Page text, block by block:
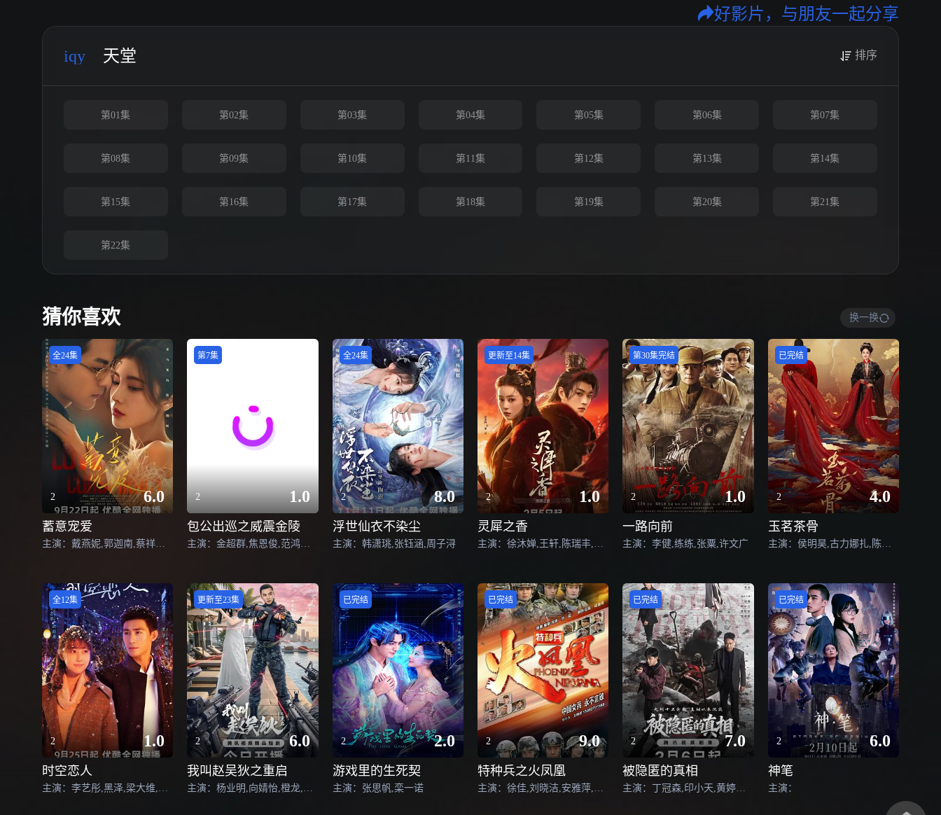
好影片，与朋友一起分享
iqy 天堂 排序
第01集 第02集 第03集 第04集 第05集 第06集 第07集
第08集 第09集 第10集 第11集 第12集 第13集 第14集
第15集 第16集 第17集 第18集 第19集 第20集 第21集
第22集
猜你喜欢 换一换
2 6.0
全24集
蓄意宠爱
主演：戴燕妮,郭迦南,蔡祥宇,王沫溪,范晓东,林潇,李是,马东延,栾浚威,萧松原,陈欢,葛兆美,马昕墨,潘德文
2 1.0
第7集
包公出巡之威震金陵
主演：金超群,焦恩俊,范鸿轩,唐国强
2 8.0
全24集
浮世仙衣不染尘
主演：韩潇珧,张钰涵,周子浔
2 1.0
更新至14集
灵犀之香
主演：徐沐婵,王轩,陈瑞丰,赵熙玥,庄颖
2 1.0
第30集完结
一路向前
主演：李健,练练,张粟,许文广
2 4.0
已完结
玉茗茶骨
主演：侯明昊,古力娜扎,陈若轩,程潇,赵弈钦,张南,张慧雯,胡静,李倩,汤镇业,曹骏,张垒,柳明明,于明加,张百乔,刘雪华,赵昭仪,姜超,董璇,杨雪,完颜洛绒,马闻远,李菲,赵嘉敏,刘擎,舒童,张婉莹,滕泽文,潘宥诚,黄星羱,孙晶晶,李千逸,余茵,白川,李佳洁,弭金,蒙恩,金秋,白翊汝,伍中元,崔旭宇,陈腾跃
2 1.0
全12集
时空恋人
2 6.0
更新至23集
我叫赵吴狄之重启
2 2.0
已完结
游戏里的生死契
主演：张思帆,栾一诺
2 9.0
已完结
特种兵之火凤凰
2 7.0
已完结
被隐匿的真相
2 6.0
已完结
神笔
主演：